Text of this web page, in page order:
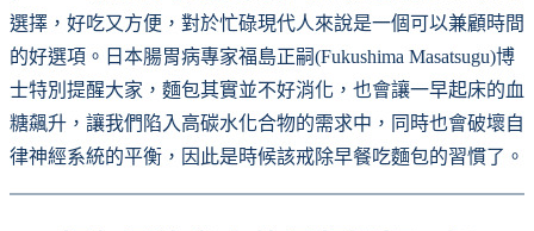
選擇，好吃又方便，對於忙碌現代人來說是一個可以兼顧時間
的好選項。日本腸胃病專家福島正嗣(Fukushima Masatsugu)博
士特別提醒大家，麵包其實並不好消化，也會讓一早起床的血
糖飆升，讓我們陷入高碳水化合物的需求中，同時也會破壞自
律神經系統的平衡，因此是時候該戒除早餐吃麵包的習慣了。